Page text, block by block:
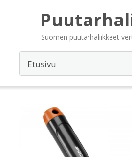
Suomen puutarhaliikkeet